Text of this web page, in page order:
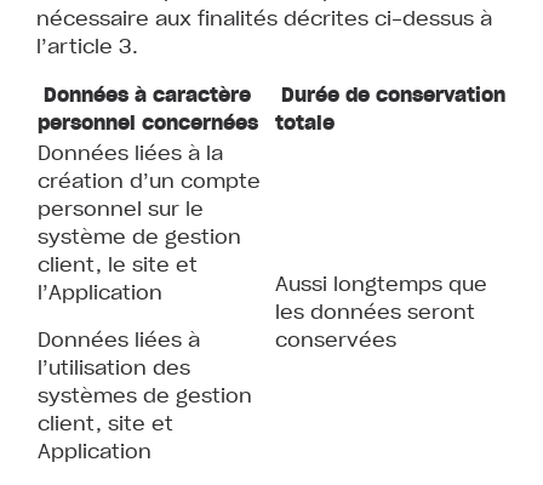
nécessaire aux finalités décrites ci-dessus à
l’article 3.
Données à caractère
personnel concernées
Durée de conservation
totale
Données liées à la
création d’un compte
personnel sur le
système de gestion
client, le site et
l’Application
Données liées à
l’utilisation des
systèmes de gestion
client, site et
Application
Aussi longtemps que
les données seront
conservées